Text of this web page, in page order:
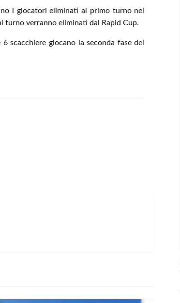
i giocatori eliminati al primo turno nel
turno verranno eliminati dal Rapid Cup.
scacchiere giocano la seconda fase del